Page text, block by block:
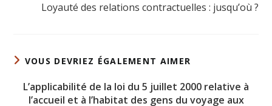
Loyauté des relations contractuelles : jusqu’où ?
VOUS DEVRIEZ ÉGALEMENT AIMER
L’applicabilité de la loi du 5 juillet 2000 relative à
l’accueil et à l’habitat des gens du voyage aux